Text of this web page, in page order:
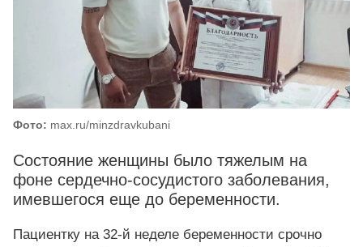
Фото: max.ru/minzdravkubani
Состояние женщины было тяжелым на
фоне сердечно-сосудистого заболевания,
имевшегося еще до беременности.
Пациентку на 32-й неделе беременности срочно